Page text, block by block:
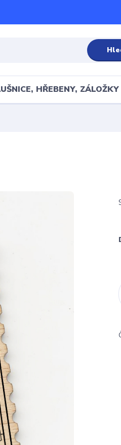
HŘEBENY, ZÁLOŽKY